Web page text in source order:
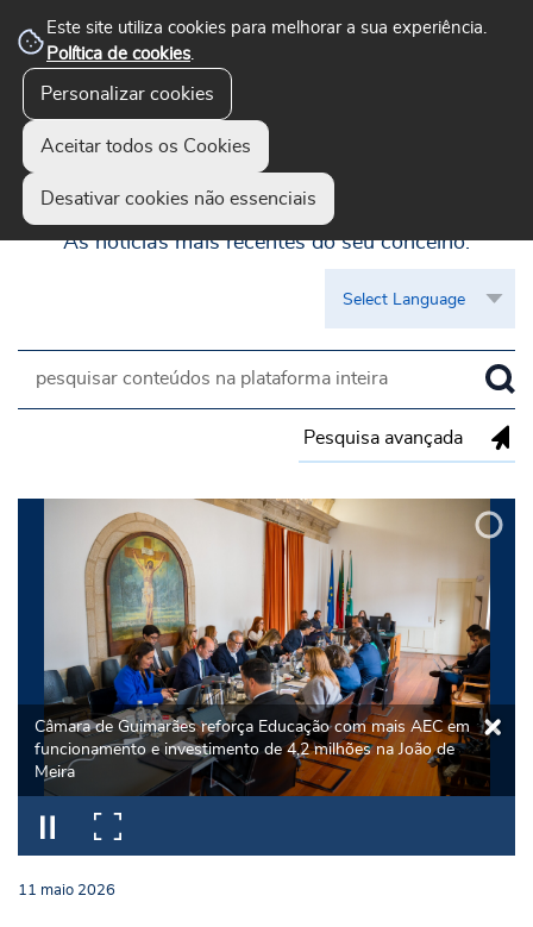
Este site utiliza cookies para melhorar a sua experiência.
Política de cookies.
Personalizar cookies
Aceitar todos os Cookies
Desativar cookies não essenciais
Pesquisa avançada
Guimarães Visível
As notícias mais recentes do seu concelho.
Câmara de Guimarães reforça Educação com mais AEC em
funcionamento e investimento de 4,2 milhões na João de
Meira
11 maio 2026